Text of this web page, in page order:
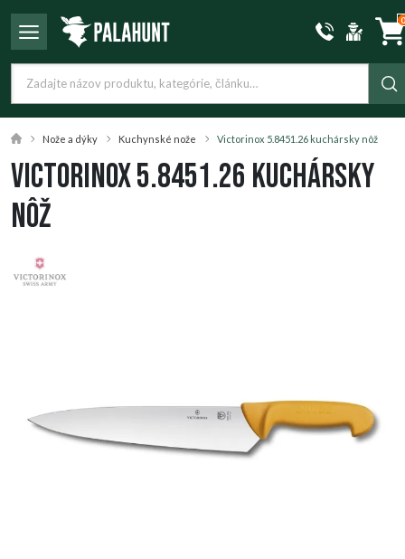
0
Nože a dýky Kuchynské nože Victorinox 5.8451.26 kuchársky nôž
Victorinox 5.8451.26 kuchársky
nôž